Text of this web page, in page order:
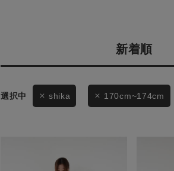
条件
カテ
スタ
ブラ
新着順
shika 170cm~174cm